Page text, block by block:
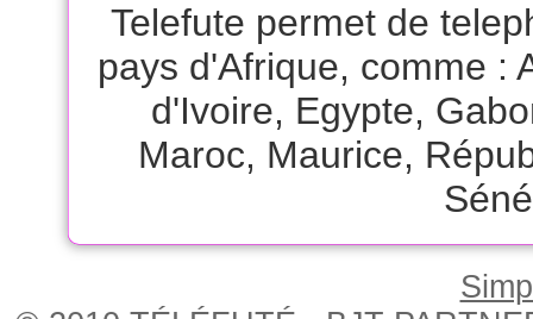
Telefute permet de
pays d'Afrique, comme :
d'Ivoire, Egypte,
Maroc, Maurice,